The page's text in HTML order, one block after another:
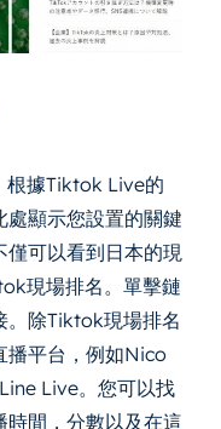
根據Tiktok Live的
顯示您設置的關鍵
可以看到日本的現
現場排名。單擊鏈
。除Tiktok現場排名
播平台，例如Nico
Live。您可以找
間，分數以及在這